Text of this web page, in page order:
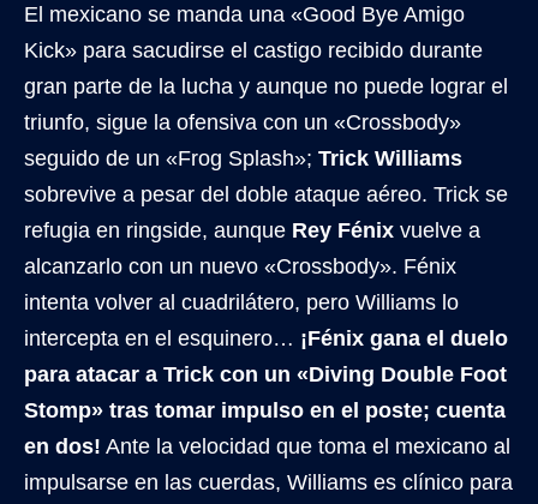
El mexicano se manda una «Good Bye Amigo
Kick» para sacudirse el castigo recibido durante
gran parte de la lucha y aunque no puede lograr el
triunfo, sigue la ofensiva con un «Crossbody»
seguido de un «Frog Splash»; Trick Williams
sobrevive a pesar del doble ataque aéreo. Trick se
refugia en ringside, aunque Rey Fénix vuelve a
alcanzarlo con un nuevo «Crossbody». Fénix
intenta volver al cuadrilátero, pero Williams lo
intercepta en el esquinero… ¡Fénix gana el duelo
para atacar a Trick con un «Diving Double Foot
Stomp» tras tomar impulso en el poste; cuenta
en dos! Ante la velocidad que toma el mexicano al
impulsarse en las cuerdas, Williams es clínico para